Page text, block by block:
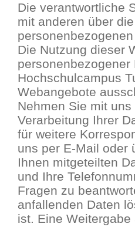
Die verantwortliche
mit anderen über
Die Nutzung dieser
Hochschulcampus
Webangebote
Nehmen Sie mit
Verarbeitung Ihrer
für weitere
uns per E-Mail oder
Ihnen mitgeteilten
und Ihre
Fragen zu
anfallenden Daten
ist. Eine